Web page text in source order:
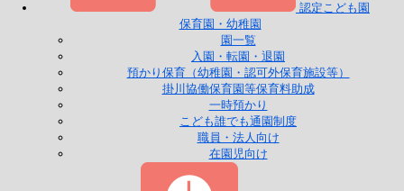
認定こども園
保育園・幼稚園
園一覧
入園・転園・退園
預かり保育（幼稚園・認可外保育施設等）
掛川協働保育園等保育料助成
一時預かり
こども誰でも通園制度
職員・法人向け
在園児向け